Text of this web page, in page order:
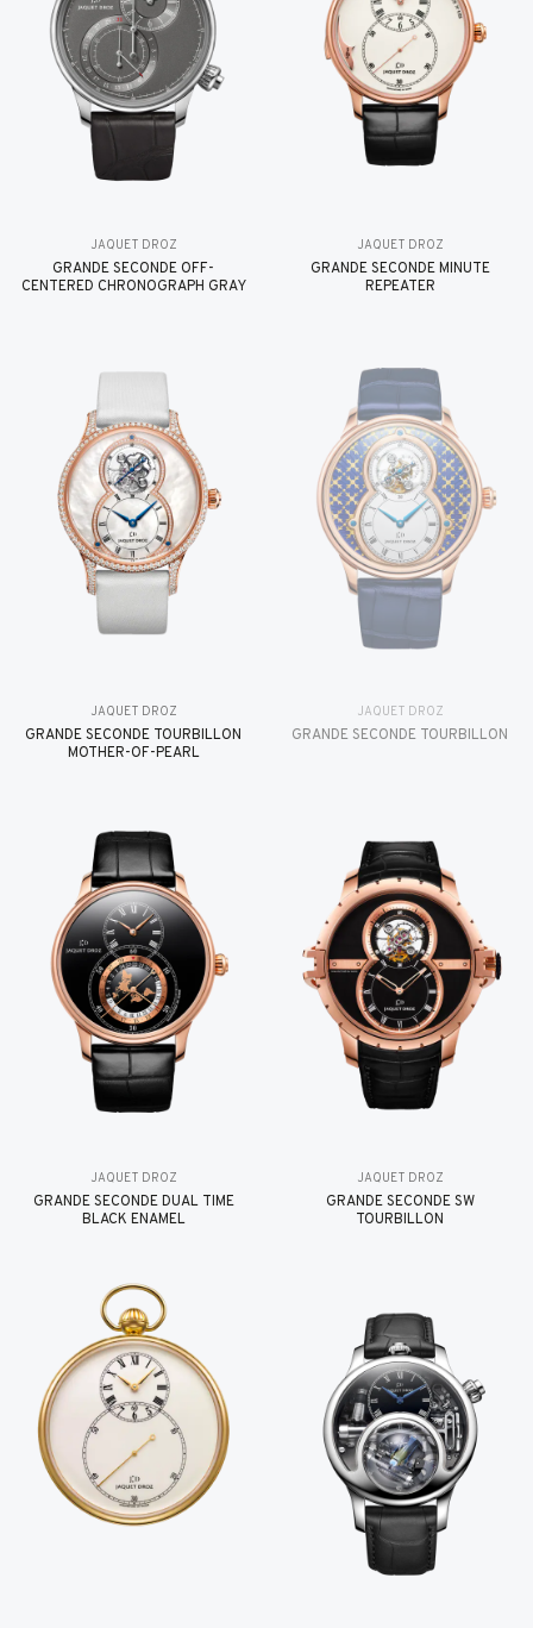
JAQUET DROZ
GRANDE SECONDE OFF-
CENTERED CHRONOGRAPH GRAY
JAQUET DROZ
GRANDE SECONDE MINUTE
REPEATER
JAQUET DROZ
GRANDE SECONDE TOURBILLON
MOTHER-OF-PEARL
JAQUET DROZ
GRANDE SECONDE TOURBILLON
JAQUET DROZ
GRANDE SECONDE DUAL TIME
BLACK ENAMEL
JAQUET DROZ
GRANDE SECONDE SW
TOURBILLON